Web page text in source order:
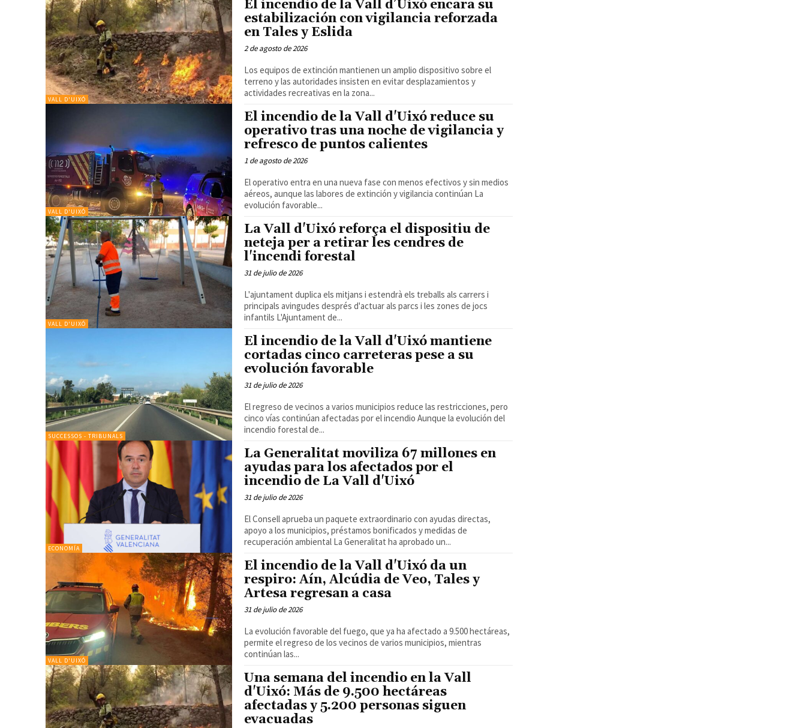
VALL D'UIXÓ
El incendio de la Vall d’Uixó encara su
estabilización con vigilancia reforzada
en Tales y Eslida
2 de agosto de 2026
Los equipos de extinción mantienen un amplio dispositivo sobre el
terreno y las autoridades insisten en evitar desplazamientos y
actividades recreativas en la zona...
VALL D'UIXÓ
El incendio de la Vall d'Uixó reduce su
operativo tras una noche de vigilancia y
refresco de puntos calientes
1 de agosto de 2026
El operativo entra en una nueva fase con menos efectivos y sin medios
aéreos, aunque las labores de extinción y vigilancia continúan La
evolución favorable...
VALL D'UIXÓ
La Vall d'Uixó reforça el dispositiu de
neteja per a retirar les cendres de
l'incendi forestal
31 de julio de 2026
L'ajuntament duplica els mitjans i estendrà els treballs als carrers i
principals avingudes després d'actuar als parcs i les zones de jocs
infantils L'Ajuntament de...
SUCCESSOS - TRIBUNALS
El incendio de la Vall d'Uixó mantiene
cortadas cinco carreteras pese a su
evolución favorable
31 de julio de 2026
El regreso de vecinos a varios municipios reduce las restricciones, pero
cinco vías continúan afectadas por el incendio Aunque la evolución del
incendio forestal de...
ECONOMÍA
La Generalitat moviliza 67 millones en
ayudas para los afectados por el
incendio de La Vall d'Uixó
31 de julio de 2026
El Consell aprueba un paquete extraordinario con ayudas directas,
apoyo a los municipios, préstamos bonificados y medidas de
recuperación ambiental La Generalitat ha aprobado un...
VALL D'UIXÓ
El incendio de la Vall d'Uixó da un
respiro: Aín, Alcúdia de Veo, Tales y
Artesa regresan a casa
31 de julio de 2026
La evolución favorable del fuego, que ya ha afectado a 9.500 hectáreas,
permite el regreso de los vecinos de varios municipios, mientras
continúan las...
Una semana del incendio en la Vall
d'Uixó: Más de 9.500 hectáreas
afectadas y 5.200 personas siguen
evacuadas